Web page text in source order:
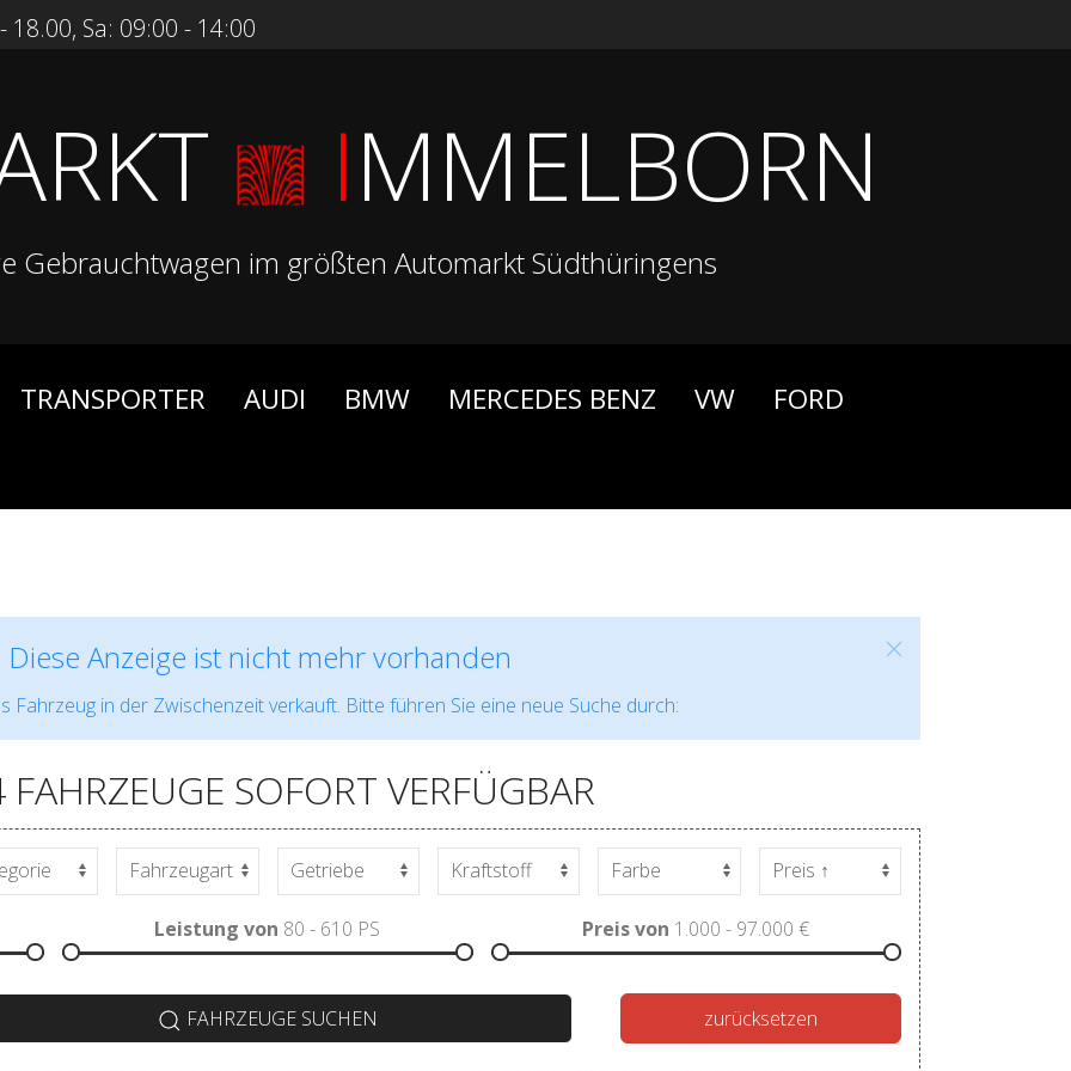
Sa: 09:00 - 14:00
IMMELBORN
Gebrauchtwagen im größten Automarkt Südthüringens
TRANSPORTER AUDI BMW MERCEDES BENZ VW FORD
Diese Anzeige ist nicht mehr vorhanden
Fahrzeug in der Zwischenzeit verkauft. Bitte führen Sie eine neue Suche durch:
SOFORT VERFÜGBAR
Leistung von 80 - 610 PS Preis von 1.000 - 97.000 €
FAHRZEUGE SUCHEN zurücksetzen